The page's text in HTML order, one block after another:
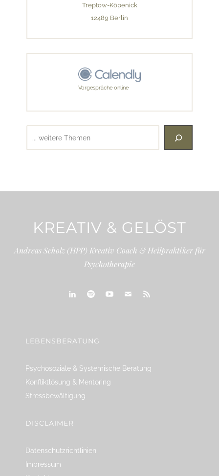
Treptow-Köpenick
12489 Berlin
Vorgespräche online
KREATIV & GELÖST
Andreas Scholz (HPP) Kreativ Coach & Heilpraktiker für
Psychotherapie
LEBENSBERATUNG
Psychosoziale & Systemische Beratung
Konfliktlösung & Mentoring
Stressbewältigung
DISCLAIMER
Datenschutzrichtlinien
Impressum